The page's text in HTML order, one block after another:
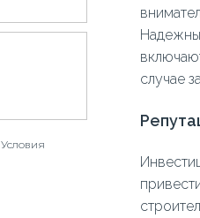
Условия
случае